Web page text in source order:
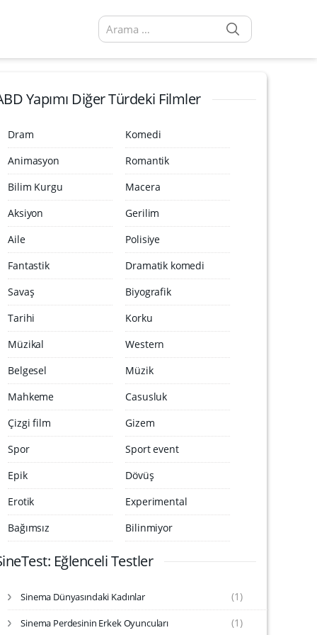
Arama sonuçları:
Yapımı Diğer Türdeki Filmler
Dram
Komedi
Animasyon
Romantik
Bilim Kurgu
Macera
Aksiyon
Gerilim
Aile
Polisiye
Fantastik
Dramatik komedi
Savaş
Biyografik
Tarihi
Korku
Müzikal
Western
Belgesel
Müzik
Mahkeme
Casusluk
Çizgi film
Gizem
Spor
Sport event
Epik
Dövüş
Erotik
Experimental
Bağımsız
Bilinmiyor
Eğlenceli Testler
Sinema Dünyasındaki Kadınlar (1)
Sinema Perdesinin Erkek Oyuncuları (1)